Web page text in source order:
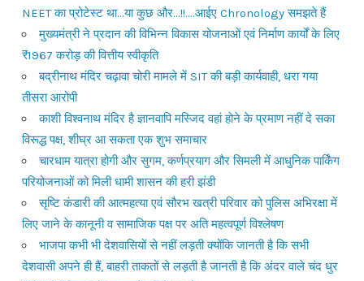
NEET का प्रोटेस्ट था…या कुछ और…!!….आईए Chronology समझते हैं
मुख्यमंत्री ने प्रदान की विभिन्न विकास योजनाओं एवं निर्माण कार्यों के लिए
₹1967 करोड़ की वित्तीय स्वीकृति
बद्रीनाथ मंदिर चढ़ावा चोरी मामले में SIT की बड़ी कार्यवाही, धरा गया
तीसरा आरोपी
काशी विश्वनाथ मंदिर है ज्ञानवापि मस्जिद वहां होने के प्रमाण नहीं दे सका
विरूद्ध पक्ष, शीघ्र आ सकता एक शुभ समाचार
चारधाम यात्रा होगी और सुगम, कर्णप्रयाग और सिमली में आधुनिक पार्किंग
परियोजनाओं को मिली धामी शासन की हरी झंडी
सृष्टि कंडारी की आत्महत्या एवं सौरभ खत्री परिवार को पुलिस अभिरक्षा में
लिए जाने के कानूनी व सामाजिक पक्ष पर अति महत्वपूर्ण विश्लेषण
भाजपा कभी भी देशवासियों से नहीं लड़ती क्योंकि जानती है कि सभी
देशवासी अपने ही हैं, बाहरी ताकतों से लड़ती है जानती है कि अंदर वाले चंद धुर